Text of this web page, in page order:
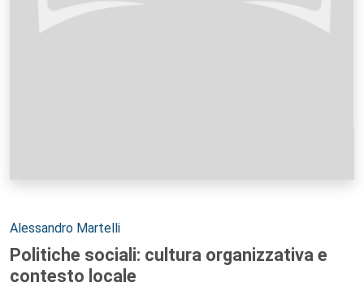
Autori:
Alessandro Martelli
Politiche sociali: cultura organizzativa e
contesto locale